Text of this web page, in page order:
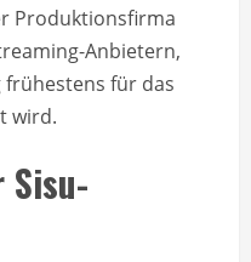
Produktionsfirma
Anbietern,
für das
wird.